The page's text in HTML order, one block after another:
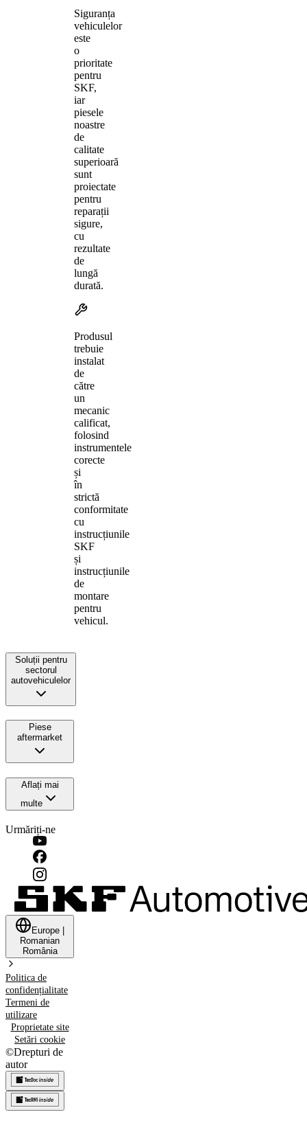
Siguranța
vehiculelor
este
o
prioritate
pentru
SKF,
iar
piesele
noastre
de
calitate
superioară
sunt
proiectate
pentru
reparații
sigure,
cu
rezultate
de
lungă
durată.
Produsul
trebuie
instalat
de
către
un
mecanic
calificat,
folosind
instrumentele
corecte
și
în
strictă
conformitate
cu
instrucțiunile
SKF
și
instrucțiunile
de
montare
pentru
vehicul.
Soluții pentru
sectorul
autovehiculelor
Piese
aftermarket
Aflați mai
multe
Urmăriți-ne
Europe
Romanian
România
Politica de
confidențialitate
Termeni de
utilizare
Proprietate site
Setări cookie
©Drepturi de
autor